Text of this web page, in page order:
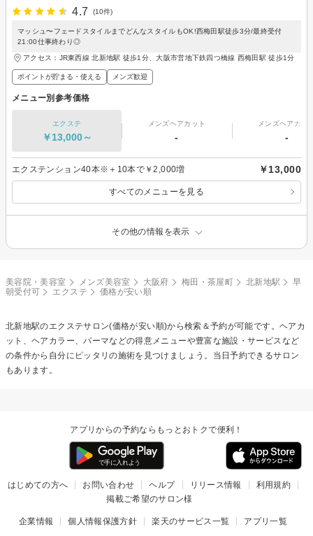
4.7
(10件)
マッシュ〜フェードスタイルまでどんなスタイルもOK!西梅田駅徒歩3分/最終受付
21:00仕事終わり◎
アクセス：JR東西線 北新地駅 徒歩1分、大阪市営地下鉄四つ橋線 西梅田駅 徒歩1分
ポイントが貯まる・使える メンズ歓迎
メニュー別参考価格
エクステ
￥13,000～
メンズヘアカット
-
メンズヘアカラ
-
エクステンション40本※＋10本で￥2,000増 ￥13,000
すべてのメニューを見る
その他の情報を表示
美容院・美容室 メンズ美容室 大阪府 梅田・茶屋町 北新地駅
早
朝受付可
エクステ 価格が安い順
北新地駅のエクステサロン(価格が安い順)から検索＆予約が可能です。ヘアカ
ット、ヘアカラー、パーマなどの得意メニューや豊富な施設・サービスなど
の条件から自分にピッタリの施術を見つけましょう。当日予約できるサロン
もあります。
アプリからの予約ならもっとおトクで便利！
はじめての方へ お問い合わせ ヘルプ リリース情報
利用規約
掲載ご希望のサロン様
企業情報 個人情報保護方針 楽天のサービス一覧 アプリ一覧